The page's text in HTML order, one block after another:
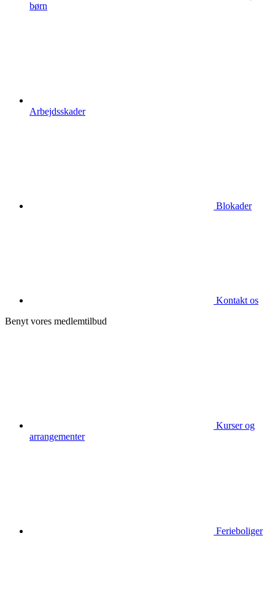
børn
Arbejdsskader
Blokader
Kontakt os
Benyt vores medlemtilbud
Kurser og
arrangementer
Ferieboliger